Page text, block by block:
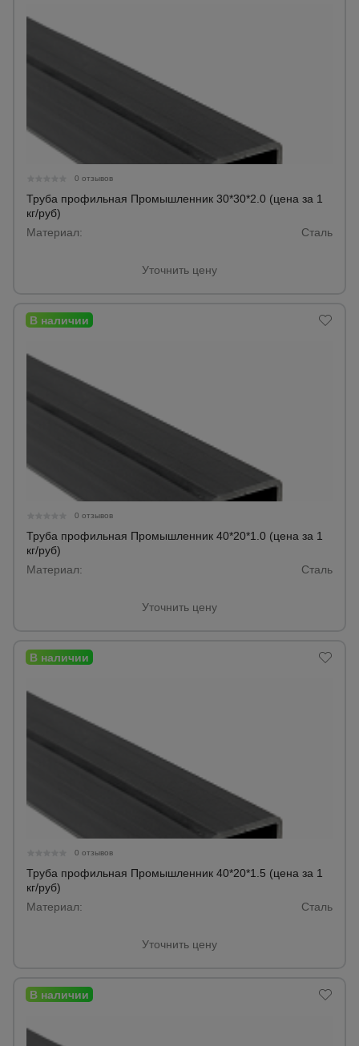
0 отзывов
Труба профильная Промышленник 30*30*2.0 (цена за 1
кг/руб)
Материал:
Сталь
Уточнить цену
0 отзывов
Труба профильная Промышленник 40*20*1.0 (цена за 1
кг/руб)
Материал:
Сталь
Уточнить цену
0 отзывов
Труба профильная Промышленник 40*20*1.5 (цена за 1
кг/руб)
Материал:
Сталь
Уточнить цену